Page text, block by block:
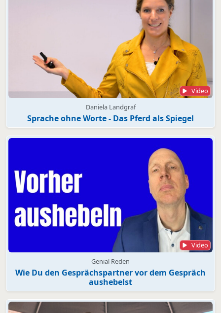
Video
Daniela Landgraf
Sprache ohne Worte - Das Pferd als Spiegel
Video
Genial Reden
Wie Du den Gesprächspartner vor dem Gespräch
aushebelst